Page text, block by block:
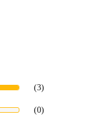
(3)
(0)